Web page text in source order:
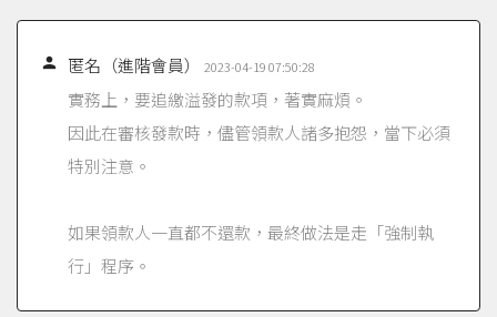
 匿名（進階會員） 2023-04-19 07:50:28
實務上，要追繳溢發的款項，著實麻煩。
因此在審核發款時，儘管領款人諸多抱怨，當下必須
特別注意。
如果領款人一直都不還款，最終做法是走「強制執
行」程序。